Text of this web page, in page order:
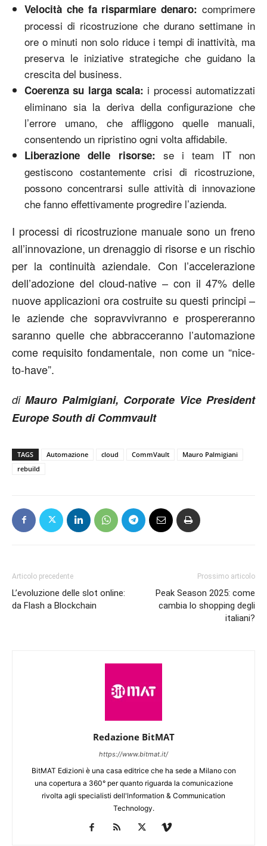
Velocità che fa risparmiare denaro: comprimere
processi di ricostruzione che durano settimane in
ore o minuti non solo riduce i tempi di inattività, ma
preserva le iniziative strategiche che guidano la
crescita del business.
Coerenza su larga scala: i processi automatizzati
eliminano sia la deriva della configurazione che
l’errore umano, che affliggono quelle manuali,
consentendo un ripristino ogni volta affidabile.
Liberazione delle risorse: se i team IT non
gestiscono costantemente crisi di ricostruzione,
possono concentrarsi sulle attività di innovazione
che fanno effettivamente progredire l’azienda.
I processi di ricostruzione manuale sono un freno
all’innovazione, un drenaggio di risorse e un rischio
per la continuità aziendale. Con l’accelerazione
dell’adozione del cloud-native – con il 47% delle
nuove applicazioni ora costruite su questi principi –
le aziende che sopravvivranno e prospereranno
saranno quelle che abbracceranno l’automazione
come requisito fondamentale, non come un “nice-
to-have”.
di Mauro Palmigiani, Corporate Vice President
Europe South di Commvault
TAGS Automazione cloud CommVault
Mauro Palmigiani
rebuild
Articolo precedente
L’evoluzione delle slot online:
da Flash a Blockchain
Prossimo articolo
Peak Season 2025: come
cambia lo shopping degli
italiani?
Redazione BitMAT
https://www.bitmat.it/
BitMAT Edizioni è una casa editrice che ha sede a Milano con
una copertura a 360° per quanto riguarda la comunicazione
rivolta agli specialisti dell'lnformation & Communication
Technology.